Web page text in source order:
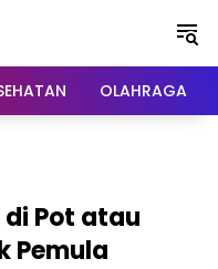
OLAHRAGA
Pot atau
Pemula